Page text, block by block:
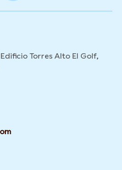
Torres Alto El Golf,